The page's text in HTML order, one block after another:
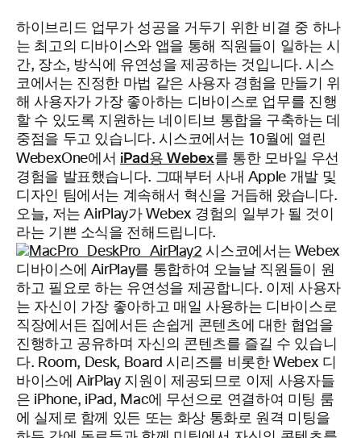
하이브리드 업무가 성공을 거두기 위한 비결 중 하나
는 최고의 디바이스와 앱을 통해 직원들이 일하는 시
간, 장소, 방식에 유연성을 제공하는 것입니다. 시스
코에서는 진정한 마법 같은 사용자 경험을 만들기 위
해 사용자가 가장 좋아하는 디바이스로 업무를 진행
할 수 있도록 지원하는 네이티브 통합을 구축하는 데
중점을 두고 있습니다. 시스코에서는 10월에 열린
WebexOne에서 iPad용 Webex를 통한 모바일 우선
경험을 발표했습니다. 그때부터 사내 Apple 개발 및
디자인 팀에서는 계속해서 혁신을 거듭해 왔습니다.
오늘, 저는 AirPlay가 Webex 경험의 일부가 될 것이
라는 기쁜 소식을 전해드립니다.
시스코에서는 Webex
디바이스에 AirPlay를 통합하여 오늘날 직원들이 원
하고 필요로 하는 유연성을 제공합니다. 이제 사용자
는 자신이 가장 좋아하고 매일 사용하는 디바이스로
직장에서든 집에서든 손쉽게 콘텐츠에 대한 협업을
진행하고 공유하며 자신의 콘텐츠를 즐길 수 있습니
다. Room, Desk, Board 시리즈를 비롯한 Webex 디
바이스에 AirPlay 지원이 제공되므로 이제 사용자들
은 iPhone, iPad, Mac에 무선으로 연결하여 미팅 룸
에 실제로 함께 있든 또는 화상 통화로 원격 미팅을